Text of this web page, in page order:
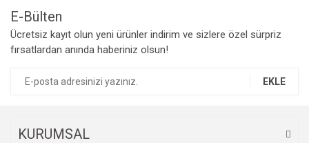
E-Bülten
Ücretsiz kayıt olun yeni ürünler indirim ve sizlere özel sürpriz
fırsatlardan anında haberiniz olsun!
EKLE
KURUMSAL